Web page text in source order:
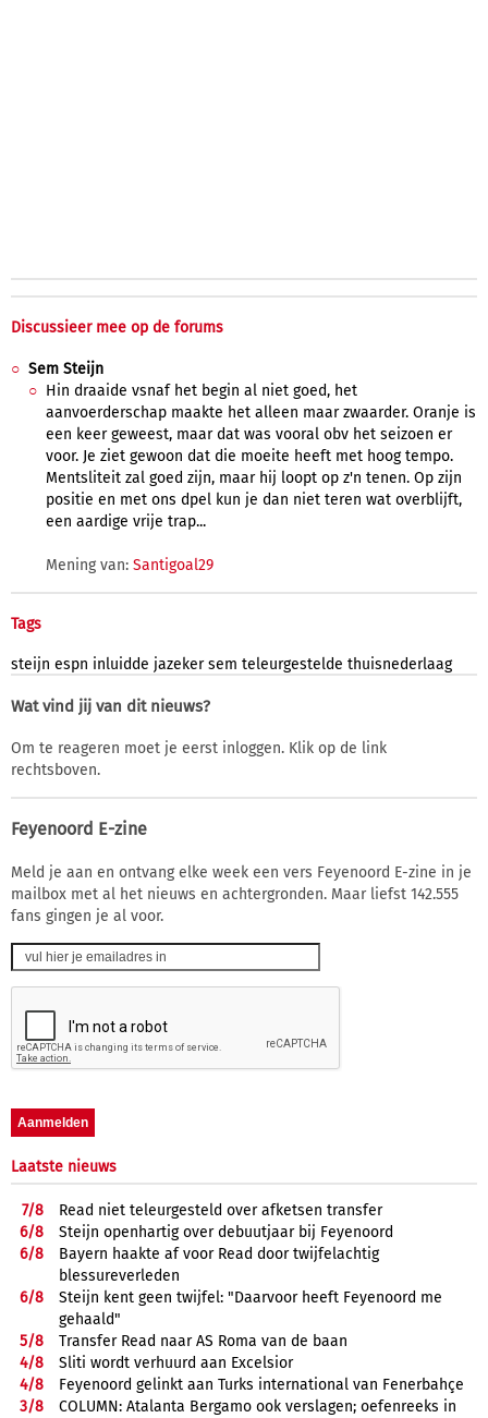
Discussieer mee op de forums
Sem Steijn
Hin draaide vsnaf het begin al niet goed, het
aanvoerderschap maakte het alleen maar zwaarder. Oranje is
een keer geweest, maar dat was vooral obv het seizoen er
voor. Je ziet gewoon dat die moeite heeft met hoog tempo.
Mentsliteit zal goed zijn, maar hij loopt op z'n tenen. Op zijn
positie en met ons dpel kun je dan niet teren wat overblijft,
een aardige vrije trap...
Mening van: Santigoal29
Tags
steijn espn inluidde jazeker sem teleurgestelde thuisnederlaag
Wat vind jij van dit nieuws?
Om te reageren moet je eerst inloggen. Klik op de link
rechtsboven.
Feyenoord E-zine
Meld je aan en ontvang elke week een vers Feyenoord E-zine in je
mailbox met al het nieuws en achtergronden. Maar liefst 142.555
fans gingen je al voor.
Laatste nieuws
7/8
Read niet teleurgesteld over afketsen transfer
6/8
Steijn openhartig over debuutjaar bij Feyenoord
6/8
Bayern haakte af voor Read door twijfelachtig
blessureverleden
6/8
Steijn kent geen twijfel: "Daarvoor heeft Feyenoord me
gehaald"
5/8
Transfer Read naar AS Roma van de baan
4/8
Sliti wordt verhuurd aan Excelsior
4/8
Feyenoord gelinkt aan Turks international van Fenerbahçe
3/8
COLUMN: Atalanta Bergamo ook verslagen; oefenreeks in